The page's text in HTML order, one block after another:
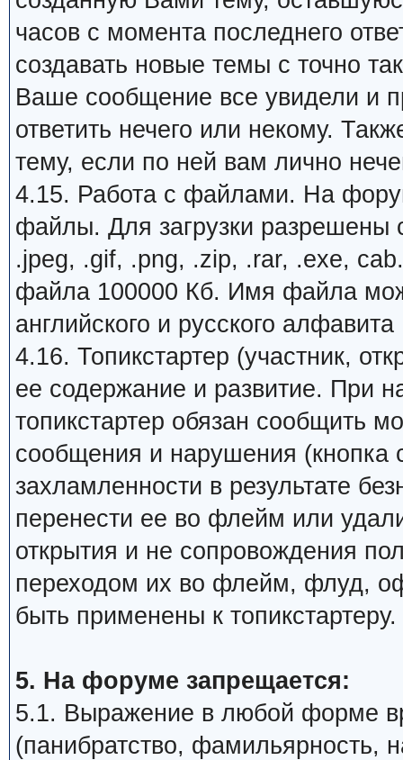
часов с момента последнего
создавать новые темы с точно
Ваше сообщение все увидели и
ответить нечего или некому.
тему, если по ней вам лично
4.15. Работа с файлами. На
файлы. Для загрузки
.jpeg, .gif, .png, .zip, .rar, .exe,
файла 100000 Кб. Имя файла
английского и русского алфавита
4.16. Топикстартер (участник,
ее содержание и развитие. При
топикстартер обязан сообщить
сообщения и нарушения
захламленности в результате
перенести ее во флейм или
открытия и не сопровождения
переходом их во флейм, флуд,
быть применены к топикстартеру.
5. На форуме запрещается:
5.1. Выражение в любой форме
(панибратство, фамильярность,